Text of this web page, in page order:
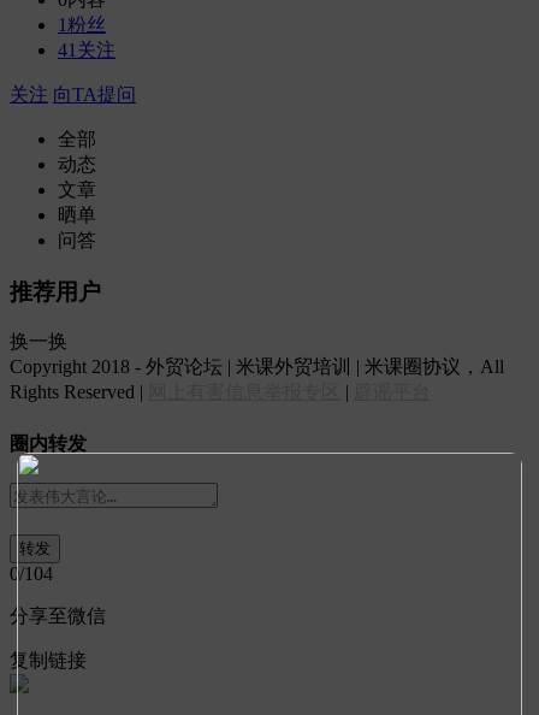
1 粉丝
41 关注
关注 向TA提问
全部
动态
文章
晒单
问答
推荐用户
换一换
Copyright 2018 - 外贸论坛 | 米课外贸培训 | 米课圈协议，All
Rights Reserved |
|
圈内转发
0/104
分享至微信
复制链接